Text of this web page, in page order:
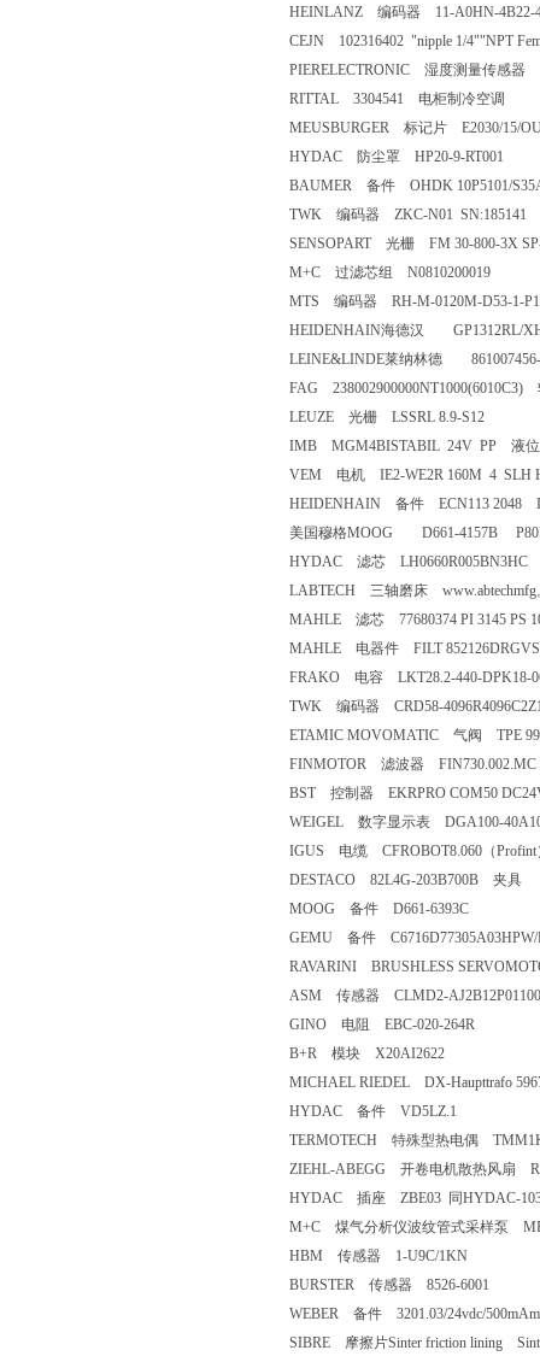
HEINLANZ 编码器 11-A0HN-4B22-
CEJN 102316402 "nipple 1/4""NPT
PIERELECTRONIC 湿度测量传感器
RITTAL 3304541 电柜制冷空调
MEUSBURGER 标记片 E2030/15/
HYDAC 防尘罩 HP20-9-RT001
BAUMER 备件 OHDK 10P5101/
TWK 编码器 ZKC-N01 SN:185141
SENSOPART 光栅 FM 30-800-3X
M+C 过滤芯组 N0810200019
MTS 编码器 RH-M-0120M-D53-1-
HEIDENHAIN海德汉 GP1312RL/
LEINE&LINDE莱纳林德 861007456-
FAG 238002900000NT1000(6010C3)
LEUZE 光栅 LSSRL 8.9-S12
IMB MGM4BISTABIL 24V PP 液位
VEM 电机 IE2-WE2R 160M 4 SLH
HEIDENHAIN 备件 ECN113 2048
美国穆格MOOG D661-4157B
HYDAC 滤芯 LH0660R005BN3HC
LABTECH 三轴磨床 www.abtechmfg
MAHLE 滤芯 77680374 PI 3145 PS
MAHLE 电器件 FILT
FRAKO 电容 LKT28.2-440-DPK18-
TWK 编码器 CRD58-
ETAMIC MOVOMATIC 气阀 TPE
FINMOTOR 滤波器 FIN730.002.MC
BST 控制器 EKRPRO COM50
WEIGEL 数字显示表 DGA100-
IGUS 电缆 CFROBOT8.060（Profint
DESTACO 82L4G-203B700B 夹具
MOOG 备件 D661-6393C
GEMU 备件 C6716D77305A03HPW/
RAVARINI BRUSHLESS
ASM 传感器 CLMD2-
GINO 电阻 EBC-020-264R
B+R 模块 X20AI2622
MICHAEL RIEDEL DX-Haupttrafo
HYDAC 备件 VD5LZ.1
TERMOTECH 特殊型热电偶
ZIEHL-ABEGG 开卷电机散热风扇
HYDAC 插座 ZBE03 同HYDAC-
M+C 煤气分析仪波纹管式采样泵
HBM 传感器 1-U9C/1KN
BURSTER 传感器 8526-6001
WEBER 备件 3201.03/24vdc/
SIBRE 摩擦片Sinter friction lining